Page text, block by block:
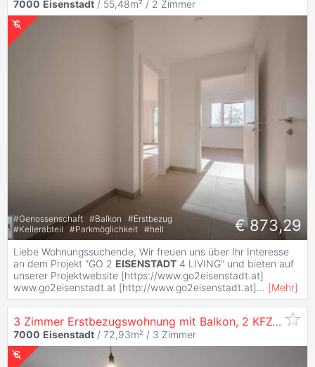
7000 Eisenstadt / 55,48m² / 2 Zimmer
#Genossenschaft #Balkon #Erstbezug
#Kellerabteil #Parkmöglichkeit #hell € 873,29
Liebe Wohnungssuchende, Wir freuen uns über Ihr Interesse
an dem Projekt "GO 2 EISENSTADT 4 LIVING" und bieten auf
unserer Projektwebsite [https://www.go2eisenstadt.at]
www.go2eisenstadt.at [http://www.go2eisenstadt.at]... [Mehr]
3 Zimmer Erstbezugswohnung mit Balkon, 2 KFZ-Stellplätzen - jetzt zu mieten, später zu kaufen (
7000 Eisenstadt / 72,93m² / 3 Zimmer